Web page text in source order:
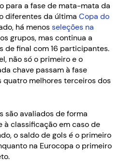
para a fase de mata-mata da
diferentes da última Copa do
há menosseleções na
grupos, mas continua a
de final com 16 participantes.
não só o primeiro e o
chave passam à fase
quatro melhores terceiros dos
são avaliados de forma
à classificação em caso de
o saldo de gols é o primeiro
na Eurocopa o primeiro